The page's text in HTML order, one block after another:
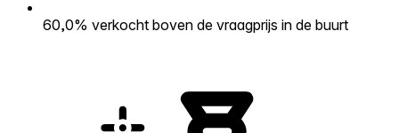
60,0% verkocht boven de vraagprijs in de buurt